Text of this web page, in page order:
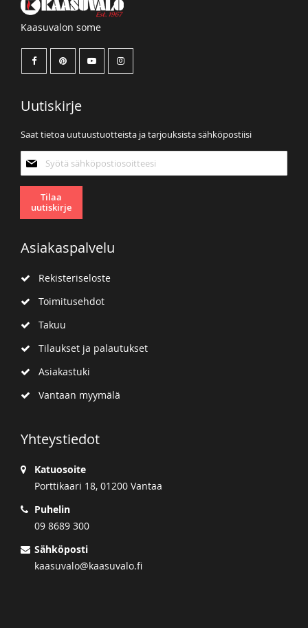
Kaasuvalon some
Uutiskirje
Saat tietoa uutuustuotteista ja tarjouksista sähköpostiisi
uutiskirjeemme:
Tilaa
uutiskirje
Asiakaspalvelu
Rekisteriseloste
Toimitusehdot
Takuu
Tilaukset ja palautukset
Asiakastuki
Vantaan myymälä
Yhteystiedot
Katuosoite
Porttikaari 18, 01200 Vantaa
Puhelin
09 8689 300
Sähköposti
kaasuvalo@kaasuvalo.fi